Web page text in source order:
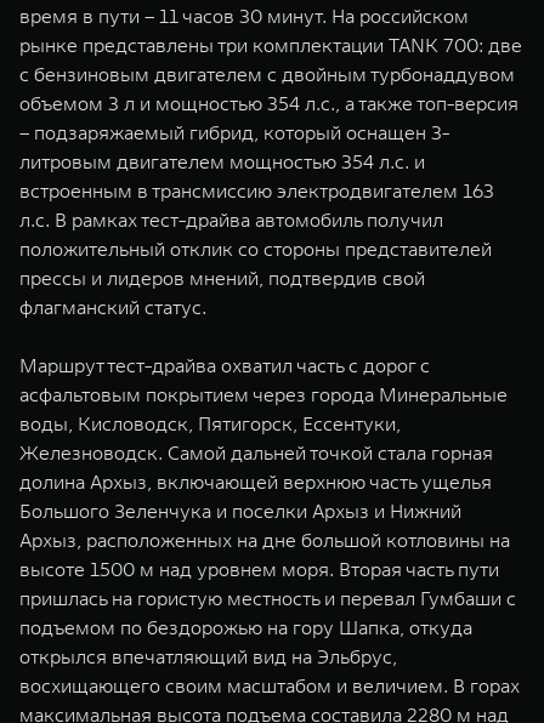
WEY 07
Расширяя границы комфорта
от 6 149 000 ₽
Эстетика
от 5 699
WEY 80
Масштаб возможностей
от 6 449 000 ₽
WEY 80
Масштаб
от 8 099
время в пути – 11 часов 30 минут. На российском
рынке представлены три комплектации TANK 700: две
с бензиновым двигателем с двойным турбонаддувом
объемом 3 л и мощностью 354 л.с., а также топ-версия
– подзаряжаемый гибрид, который оснащен 3-
литровым двигателем мощностью 354 л.с. и
встроенным в трансмиссию электродвигателем 163
л.с. В рамках тест-драйва автомобиль получил
положительный отклик со стороны представителей
прессы и лидеров мнений, подтвердив свой
флагманский статус.
Маршрут тест-драйва охватил часть с дорог с
асфальтовым покрытием через города Минеральные
воды, Кисловодск, Пятигорск, Ессентуки,
Железноводск. Самой дальней точкой стала горная
долина Архыз, включающей верхнюю часть ущелья
Большого Зеленчука и поселки Архыз и Нижний
Архыз, расположенных на дне большой котловины на
высоте 1500 м над уровнем моря. Вторая часть пути
пришлась на гористую местность и перевал Гумбаши с
подъемом по бездорожью на гору Шапка, откуда
открылся впечатляющий вид на Эльбрус,
восхищающего своим масштабом и величием. В горах
максимальная высота подъема составила 2280 м над